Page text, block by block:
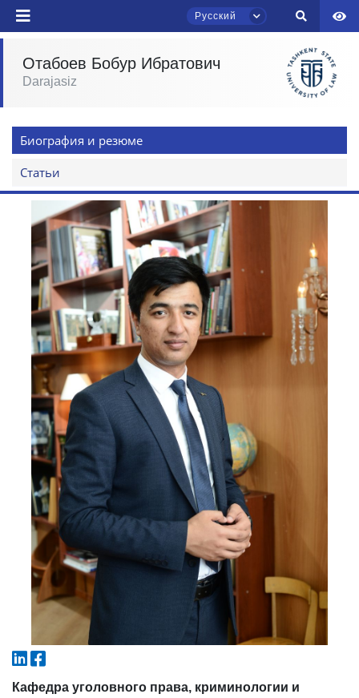
Русский
Отабоев Бобур Ибратович
Darajasiz
Биография и резюме
Статьи
Кафедра уголовного права, криминологии и
Чат приёмной комиссии ТГЮУ
Здравствуйте! Добро пожаловать в чат
Оставляйте здесь свои обращения по
вопросам приёма.
Выберите тему — затем появятся
конкретные вопросы:
1. Документы (бакалавр) (5) 2. Документы (магистр) (4)
3. Собеседование (бакалавр) (8)
4. Собеседование (магистр) (5) 5. Стоимость обучения (2)
6. Онлайн-заявки (15)
8. Квота (бакалавриат) (1)
✉️ Написать администратору